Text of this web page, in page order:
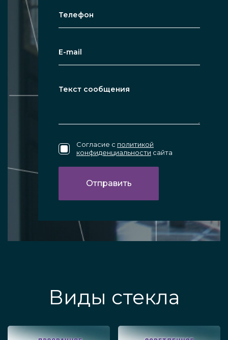
Согласие с политикой
конфиденциальности сайта
Виды стекла